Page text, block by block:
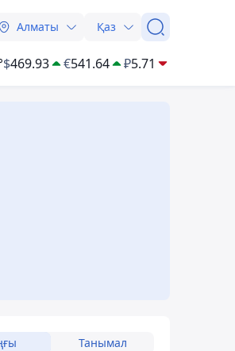
Алматы Қаз
$469.93 €541.64 ₽5.71
Танымал